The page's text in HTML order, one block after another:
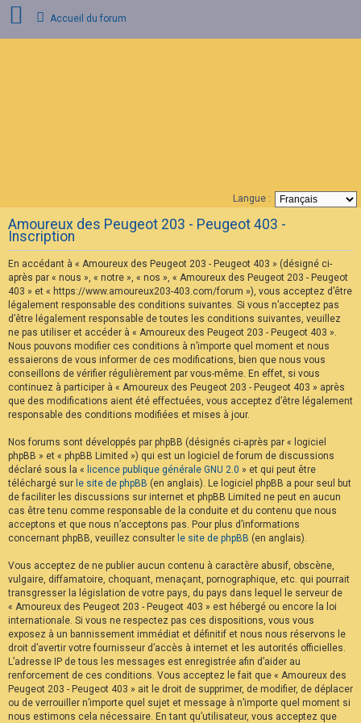
A
Q
Accueil du forum
Langue :
Amoureux des Peugeot 203 - Peugeot 403 -
Inscription
En accédant à « Amoureux des Peugeot 203 - Peugeot 403 » (désigné ci-
après par « nous », « notre », « nos », « Amoureux des Peugeot 203 - Peugeot
403 » et « https://www.amoureux203-403.com/forum »), vous acceptez d’être
légalement responsable des conditions suivantes. Si vous n’acceptez pas
d’être légalement responsable de toutes les conditions suivantes, veuillez
ne pas utiliser et accéder à « Amoureux des Peugeot 203 - Peugeot 403 ».
Nous pouvons modifier ces conditions à n’importe quel moment et nous
essaierons de vous informer de ces modifications, bien que nous vous
conseillons de vérifier régulièrement par vous-même. En effet, si vous
continuez à participer à « Amoureux des Peugeot 203 - Peugeot 403 » après
que des modifications aient été effectuées, vous acceptez d’être légalement
responsable des conditions modifiées et mises à jour.
Nos forums sont développés par phpBB (désignés ci-après par « logiciel
phpBB » et « phpBB Limited ») qui est un logiciel de forum de discussions
déclaré sous la « licence publique générale GNU 2.0 » et qui peut être
téléchargé sur le site de phpBB (en anglais). Le logiciel phpBB a pour seul but
de faciliter les discussions sur internet et phpBB Limited ne peut en aucun
cas être tenu comme responsable de la conduite et du contenu que nous
acceptons et que nous n’acceptons pas. Pour plus d’informations
concernant phpBB, veuillez consulter le site de phpBB (en anglais).
Vous acceptez de ne publier aucun contenu à caractère abusif, obscène,
vulgaire, diffamatoire, choquant, menaçant, pornographique, etc. qui pourrait
transgresser la législation de votre pays, du pays dans lequel le serveur de
« Amoureux des Peugeot 203 - Peugeot 403 » est hébergé ou encore la loi
internationale. Si vous ne respectez pas ces dispositions, vous vous
exposez à un bannissement immédiat et définitif et nous nous réservons le
droit d’avertir votre fournisseur d’accès à internet et les autorités officielles.
L’adresse IP de tous les messages est enregistrée afin d’aider au
renforcement de ces conditions. Vous acceptez le fait que « Amoureux des
Peugeot 203 - Peugeot 403 » ait le droit de supprimer, de modifier, de déplacer
ou de verrouiller n’importe quel sujet et message à n’importe quel moment si
nous estimons cela nécessaire. En tant qu’utilisateur, vous acceptez que